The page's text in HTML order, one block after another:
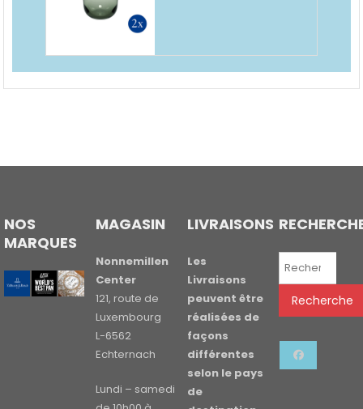
NOS
MARQUES
MAGASIN
Nonnemillen
Center
121, route de
Luxembourg
L-6562
Echternach
Lundi – samedi
LIVRAISONS
Les
Livraisons
peuvent être
réalisées de
façons
différentes
selon le pays
de
Recherche
Recherche